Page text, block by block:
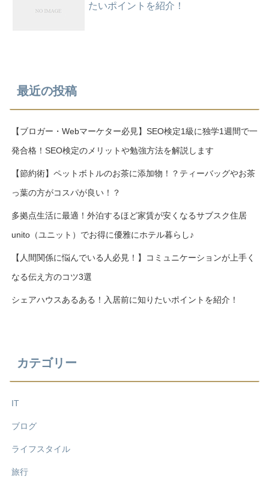
たいポイントを紹介！
最近の投稿
【ブロガー・Webマーケター必見】SEO検定1級に独学1週間で一
発合格！SEO検定のメリットや勉強方法を解説します
【節約術】ペットボトルのお茶に添加物！？ティーバッグやお茶
っ葉の方がコスパが良い！？
多拠点生活に最適！外泊するほど家賃が安くなるサブスク住居
unito（ユニット）でお得に優雅にホテル暮らし♪
【人間関係に悩んでいる人必見！】コミュニケーションが上手く
なる伝え方のコツ3選
シェアハウスあるある！入居前に知りたいポイントを紹介！
カテゴリー
IT
ブログ
ライフスタイル
旅行